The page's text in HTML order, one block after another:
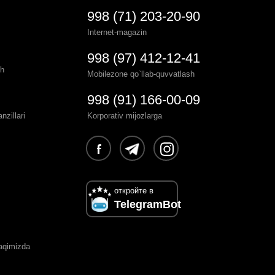
998 (71) 203-20-90
Internet-magazin
998 (97) 412-12-41
Mobilezone qo`llab-quvvatlash
998 (91) 166-00-09
Korporativ mijozlarga
откройте в
TelegramBot